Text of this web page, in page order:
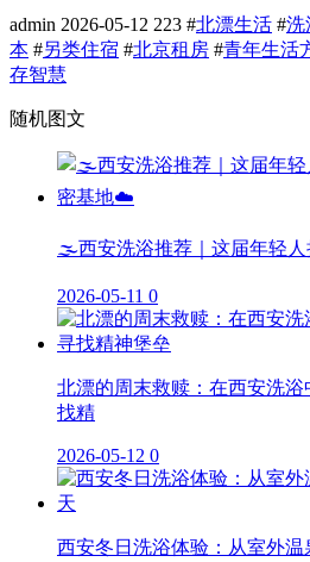
admin 2026-05-12 223 #北漂生活 #洗
本 #另类住宿 #北京租房 #青年生活
存智慧
随机图文
🌫️西安洗浴推荐｜这届年轻人
2026-05-11 0
北漂的周末救赎：在西安洗
找精
2026-05-12 0
西安冬日洗浴体验：从室外